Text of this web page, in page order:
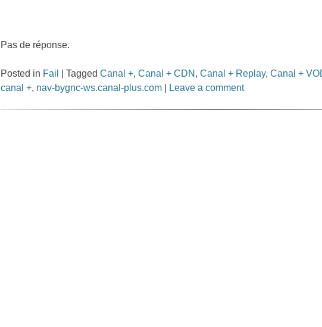
Pas de réponse.
Posted in Fail |TaggedCanal +,Canal + CDN ,Canal + Replay,Canal +
canal +, nav-bygnc-ws.canal-plus.com Leave a comment